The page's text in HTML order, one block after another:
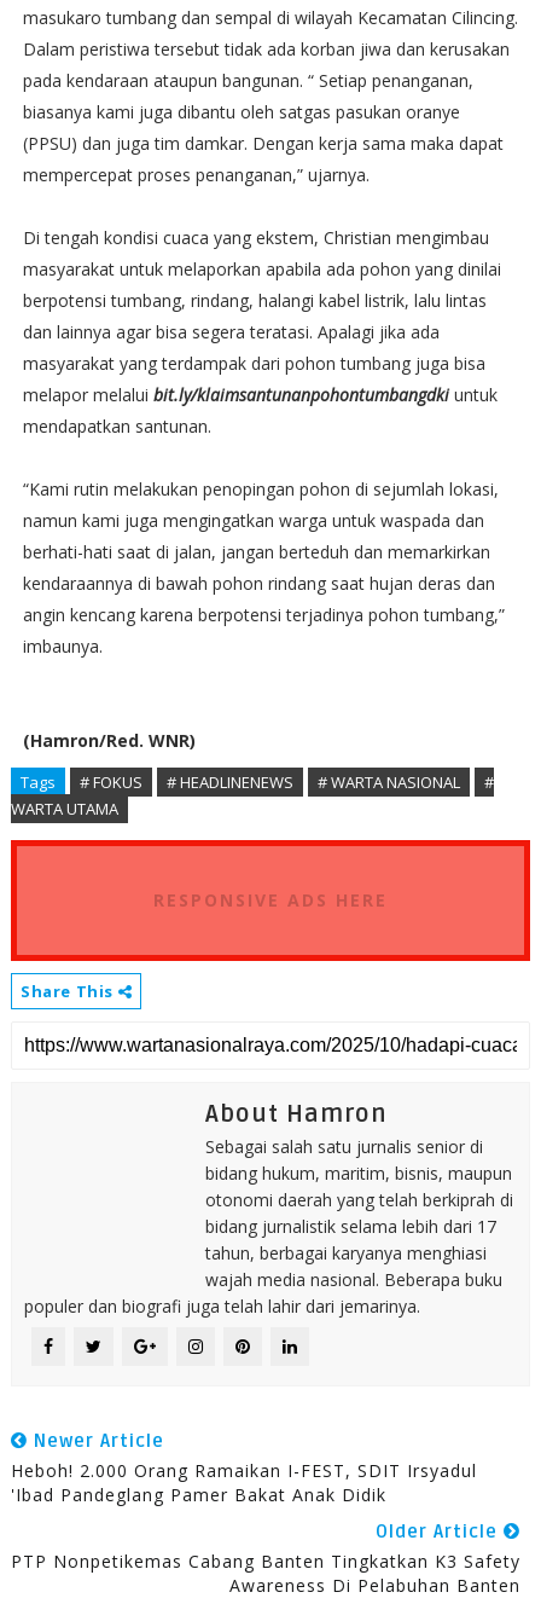
masukaro tumbang dan sempal di wilayah Kecamatan Cilincing.
Dalam peristiwa tersebut tidak ada korban jiwa dan kerusakan
pada kendaraan ataupun bangunan. “ Setiap penanganan,
biasanya kami juga dibantu oleh satgas pasukan oranye
(PPSU) dan juga tim damkar. Dengan kerja sama maka dapat
mempercepat proses penanganan,” ujarnya.
Di tengah kondisi cuaca yang ekstem, Christian mengimbau
masyarakat untuk melaporkan apabila ada pohon yang dinilai
berpotensi tumbang, rindang, halangi kabel listrik, lalu lintas
dan lainnya agar bisa segera teratasi. Apalagi jika ada
masyarakat yang terdampak dari pohon tumbang juga bisa
melapor melalui bit.ly/klaimsantunanpohontumbangdkiuntuk
mendapatkan santunan.
“Kami rutin melakukan penopingan pohon di sejumlah lokasi,
namun kami juga mengingatkan warga untuk waspada dan
berhati-hati saat di jalan, jangan berteduh dan memarkirkan
kendaraannya di bawah pohon rindang saat hujan deras dan
angin kencang karena berpotensi terjadinya pohon tumbang,”
imbaunya.
(Hamron/Red. WNR)
Tags # FOKUS # HEADLINENEWS # WARTA NASIONAL
#
WARTA UTAMA
RESPONSIVE ADS HERE
Share This
About Hamron
Sebagai salah satu jurnalis senior di
bidang hukum, maritim, bisnis, maupun
otonomi daerah yang telah berkiprah di
bidang jurnalistik selama lebih dari 17
tahun, berbagai karyanya menghiasi
wajah media nasional. Beberapa buku
populer dan biografi juga telah lahir dari jemarinya.
Newer Article
Heboh! 2.000 Orang Ramaikan I-FEST, SDIT Irsyadul
'Ibad Pandeglang Pamer Bakat Anak Didik
Older Article
PTP Nonpetikemas Cabang Banten Tingkatkan K3 Safety
Awareness Di Pelabuhan Banten